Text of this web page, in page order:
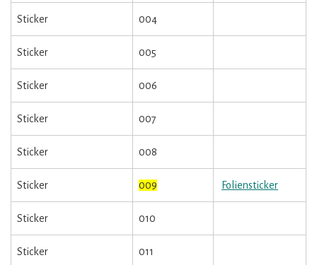
Sticker 004
Sticker 005
Sticker 006
Sticker 007
Sticker 008
Sticker 009 Foliensticker
Sticker 010
Sticker 011